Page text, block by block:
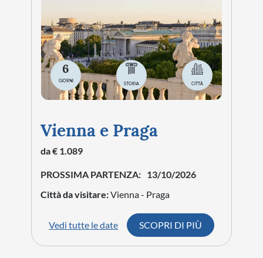
6
GIORNI
STORIA CITTÀ
Vienna e Praga
da € 1.089
PROSSIMA PARTENZA: 13/10/2026
Città da visitare:Vienna - Praga
Vedi tutte le date SCOPRI DI PIÙ